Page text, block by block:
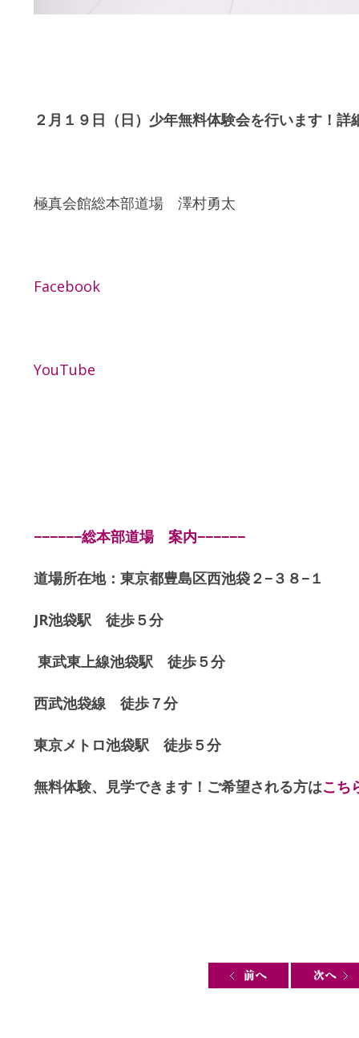
２月１９日（日）少年無料体験会を行います！詳
極真会館総本部道場 澤村勇太
Facebook
YouTube
−−−−−−総本部道場 案内−−−−−−
道場所在地：東京都豊島区西池袋２−３８−１
JR池袋駅 徒歩５分
東武東上線池袋駅 徒歩５分
西武池袋線 徒歩７分
東京メトロ池袋駅 徒歩５分
無料体験、見学できます！ご希望される方はこち